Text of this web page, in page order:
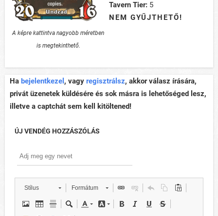
A képre kattintva nagyobb méretben
is megtekinthető.
Tavern Tier: 5
NEM GYŰJTHETŐ!
Ha bejelentkezel , vagy regisztrálsz, akkor válasz írására,
privát üzenetek küldésére és sok másra is lehetőséged lesz,
illetve a captchát sem kell kitöltened!
ÚJ VENDÉG HOZZÁSZÓLÁS
Stílus Formátum